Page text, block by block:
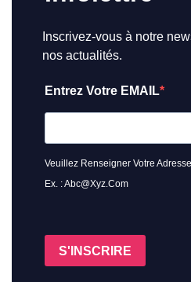
Inscrivez-vous à notre
nos actualités.
Entrez Votre EMAIL
Veuillez Renseigner Votre
Ex. : Abc@xyz.com
S'INSCRIRE